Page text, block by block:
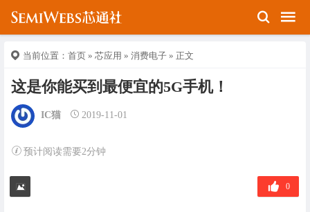
当前位置： 首页 » 芯应用 » 消费电子 » 正文
这是你能买到最便宜的5G手机！
IC猫 2019-11-01
预计阅读需要2分钟
0